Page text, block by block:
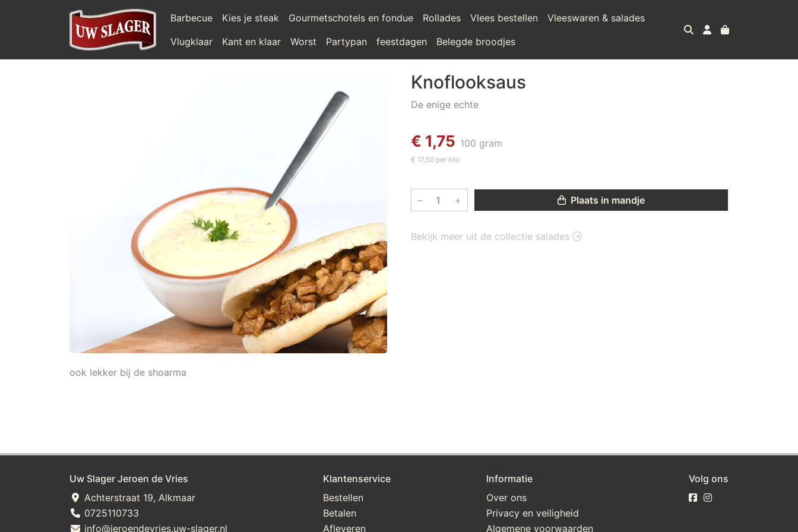
Barbecue Kies je steak Gourmetschotels en fondue Rollades Vlees bestellen
Vleeswaren & salades
Vlugklaar
Kant en klaar Worst Partypan feestdagen Belegde broodjes
ook lekker bij de shoarma
Knoflooksaus
De enige echte
€ 1,75 100 gram
€ 17,50 per kilo
– + Plaats in mandje
Bekijk meer uit de collectie salades
Uw Slager Jeroen de Vries
Achterstraat 19, Alkmaar
0725110733
info@jeroendevries.uw-slager.nl
Klantenservice
Bestellen
Betalen
Afleveren
Informatie
Over ons
Privacy en veiligheid
Algemene voorwaarden
Volg ons